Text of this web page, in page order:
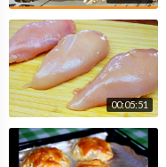
00:05:51